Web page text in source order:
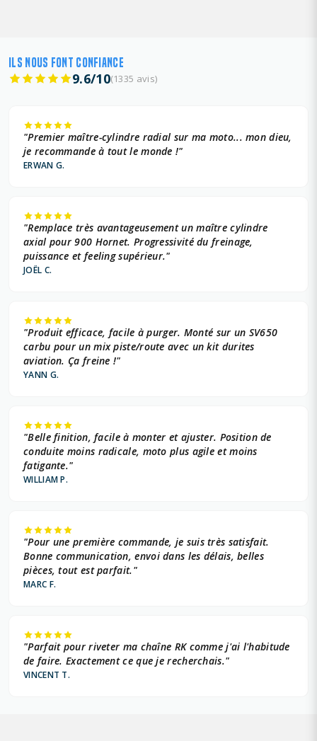
ILS NOUS FONT CONFIANCE
9.6/10(1335 avis)
"Premier maître-cylindre radial sur ma moto... mon dieu,
je recommande à tout le monde !"
ERWAN G.
"Remplace très avantageusement un maître cylindre
axial pour 900 Hornet. Progressivité du freinage,
puissance et feeling supérieur."
JOËL C.
"Produit efficace, facile à purger. Monté sur un SV650
carbu pour un mix piste/route avec un kit durites
aviation. Ça freine !"
YANN G.
"Belle finition, facile à monter et ajuster. Position de
conduite moins radicale, moto plus agile et moins
fatigante."
WILLIAM P.
"Pour une première commande, je suis très satisfait.
Bonne communication, envoi dans les délais, belles
pièces, tout est parfait."
MARC F.
"Parfait pour riveter ma chaîne RK comme j'ai l'habitude
de faire. Exactement ce que je recherchais."
VINCENT T.